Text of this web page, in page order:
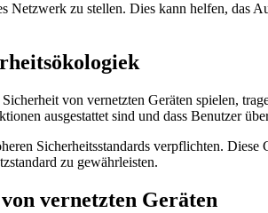
Netzwerk zu stellen. Dies kann helfen, das
von vernetzten Geräten spielen,
ausgestattet sind und dass Benutzer
Sicherheitsstandards verpflichten.
zu gewährleisten.
vernetzten Geräten